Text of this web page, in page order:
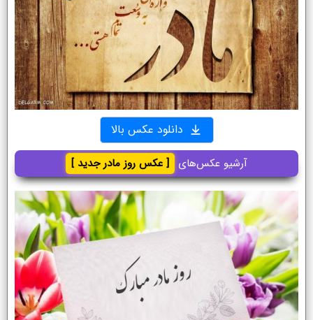
دانلود عکس بالا
آرشیو عکس‌های [ عکس روز مادر جدید ]